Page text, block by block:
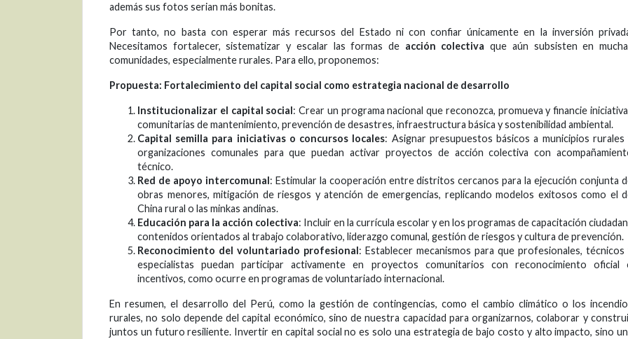
además sus fotos serian más bonitas.
Por tanto, no basta con esperar más recursos del Estado ni con confiar únicamente en la inversión
Necesitamos fortalecer, sistematizar y escalar las formas de acción colectiva que aún subsisten en
comunidades, especialmente rurales. Para ello, proponemos:
Propuesta: Fortalecimiento del capital social como estrategia nacional de desarrollo
Institucionalizar el capital social: Crear un programa nacional que reconozca, promueva y financie
comunitarias de mantenimiento, prevención de desastres, infraestructura básica y sostenibilidad ambiental.
Capital semilla para iniciativas o concursos locales: Asignar presupuestos básicos a municipios rurales
organizaciones comunales para que puedan activar proyectos de acción colectiva con
técnico.
Red de apoyo intercomunal: Estimular la cooperación entre distritos cercanos para la ejecución conjunta
obras menores, mitigación de riesgos y atención de emergencias, replicando modelos exitosos como el
China rural o las minkas andinas.
Educación para la acción colectiva: Incluir en la currícula escolar y en los programas de capacitación
contenidos orientados al trabajo colaborativo, liderazgo comunal, gestión de riesgos y cultura de prevención.
Reconocimiento del voluntariado profesional: Establecer mecanismos para que profesionales, técnicos
especialistas puedan participar activamente en proyectos comunitarios con reconocimiento oficial
incentivos, como ocurre en programas de voluntariado internacional.
En resumen, el desarrollo del Perú, como la gestión de contingencias, como el cambio climático o los
rurales, no solo depende del capital económico, sino de nuestra capacidad para organizarnos, colaborar y
juntos un futuro resiliente. Invertir en capital social no es solo una estrategia de bajo costo y alto impacto, sino